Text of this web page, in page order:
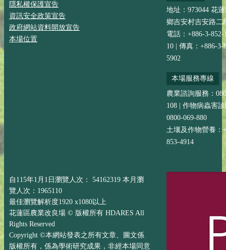
隱私權保護宣告
資訊安全政策宣告
政府網站資料開放宣告
本場位置
地址：973044 花
鄉吉安村吉安路二
電話：+886-3-852-
10 | 傳真：+886-3-
5902
本場服務專線
農業諮詢服務：
108 | 作物病蟲害
0800-069-880
土壤及作物營養：
853-4914
自115年1月1日瀏覽人次： 54162319 本月瀏
覽人次：1965110
最佳瀏覽解析度1920 x1080以上
花蓮區農業改良場 © 版權所有 HDARES All
Rights Reserved
Copyright ©本網站發表之所有文章、圖文係
版權所有，係為學術研究成果，非經本場同意